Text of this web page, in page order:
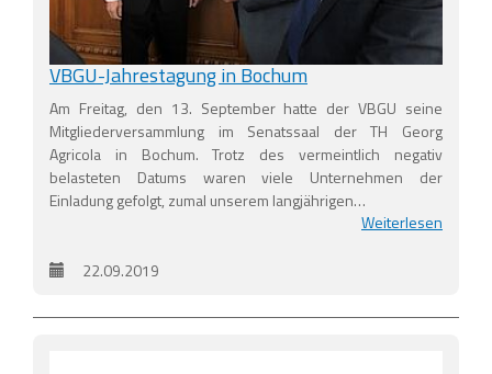
VBGU-Jahrestagung in Bochum
Am Freitag, den 13. September hatte der VBGU seine
Mitgliederversammlung im Senatssaal der TH Georg
Agricola in Bochum. Trotz des vermeintlich negativ
belasteten Datums waren viele Unternehmen der
Einladung gefolgt, zumal unserem langjährigen…
Weiterlesen
22.09.2019